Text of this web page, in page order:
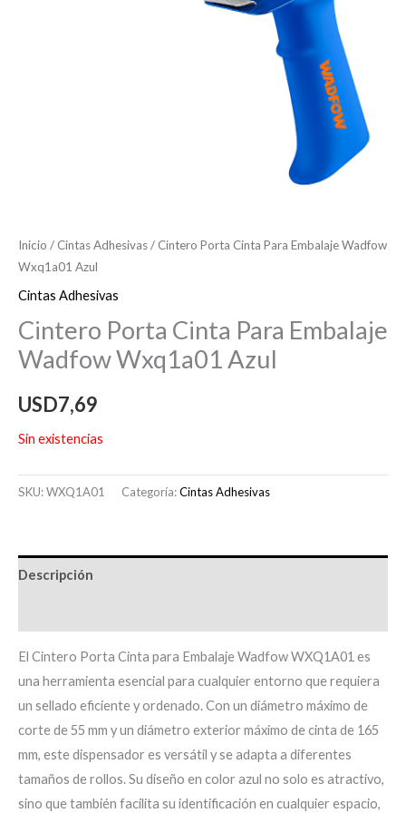
Inicio / Cintas Adhesivas/ Cintero Porta Cinta Para Embalaje Wadfow
Wxq1a01 Azul
Cintas Adhesivas
Cintero Porta Cinta Para Embalaje
Wadfow Wxq1a01 Azul
USD7,69
Sin existencias
SKU:WXQ1A01 Categoría:Cintas Adhesivas
Descripción
El Cintero Porta Cinta para Embalaje Wadfow WXQ1A01 es
una herramienta esencial para cualquier entorno que requiera
un sellado eficiente y ordenado. Con un diámetro máximo de
corte de 55 mm y un diámetro exterior máximo de cinta de 165
mm, este dispensador es versátil y se adapta a diferentes
tamaños de rollos. Su diseño en color azul no solo es atractivo,
sino que también facilita su identificación en cualquier espacio,